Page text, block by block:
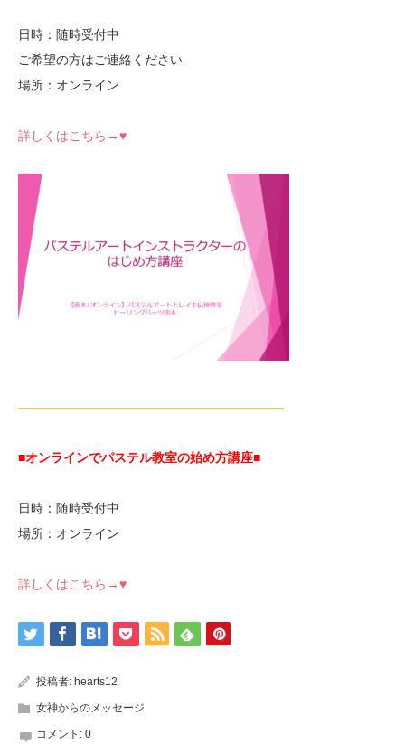
日時：随時受付中
ご希望の方はご連絡ください
場所：オンライン
詳しくはこちら→♥
—————————————————————
■オンラインでパステル教室の始め方講座■
日時：随時受付中
場所：オンライン
詳しくはこちら→♥
投稿者: hearts12
女神からのメッセージ
コメント: 0